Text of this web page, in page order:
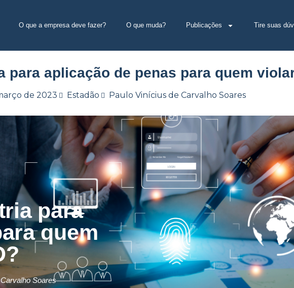
O que a empresa deve fazer? O que muda? Publicações Tire suas
para aplicação de penas para quem
de 2023 Estadão Paulo Vinícius de Carvalho Soares
para
quem
Soares